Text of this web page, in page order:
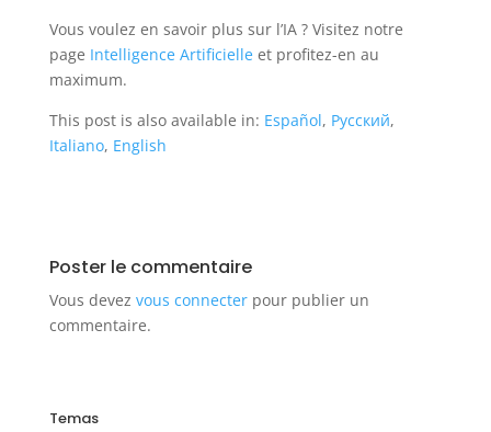
Vous voulez en savoir plus sur l’IA ? Visitez notre
page Intelligence Artificielleet profitez-en au
maximum.
This post is also available in: Español Русский
Italiano English
Poster le commentaire
Vous devez vous connecterpour publier un
commentaire.
Temas